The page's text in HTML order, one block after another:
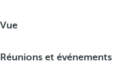
Vue
Réunions et événements